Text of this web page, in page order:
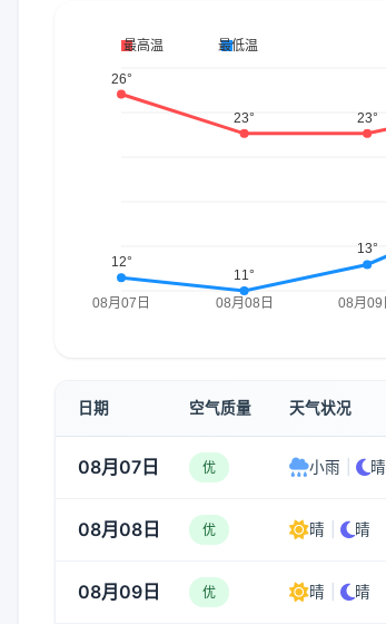
日期 空气质量 天气状况
08月07日 优 小雨 晴
08月08日 优 晴 晴
08月09日 优 晴 晴